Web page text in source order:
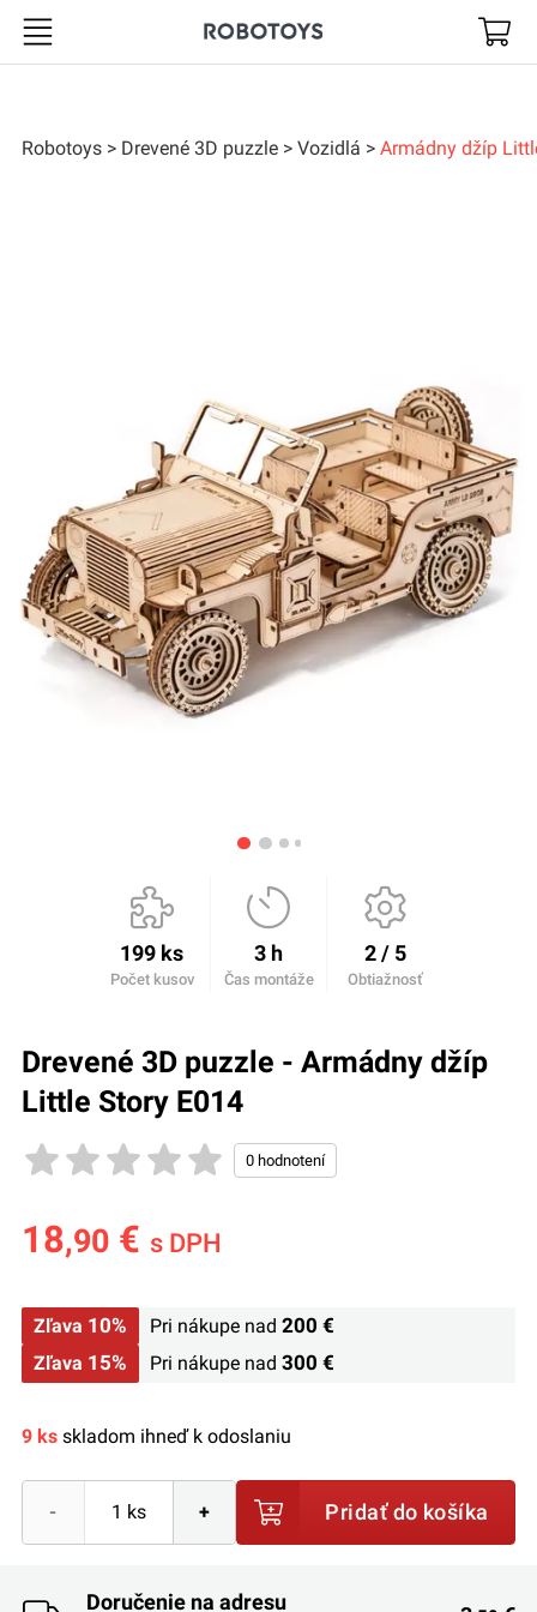
Robotoys
Robotoys Drevené 3D puzzle Vozidlá Armádny džíp
199 ks
Počet kusov
3 h
Čas montáže
2 / 5
Obtiažnosť
Drevené 3D puzzle - Armádny džíp
Little Story E014
18,90€ s DPH
Zľava 10% Pri nákupe nad200 €
Zľava 15% Pri nákupe nad300 €
9 ksskladom ihneď k odoslaniu
- + Pridať do košíka
Doručenie na adresu